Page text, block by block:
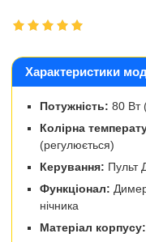
Характеристики
Потужність: 80 Вт
Колірна
(регулюється)
Керування: Пульт
Функціонал:
нічника
Матеріал корпусу: